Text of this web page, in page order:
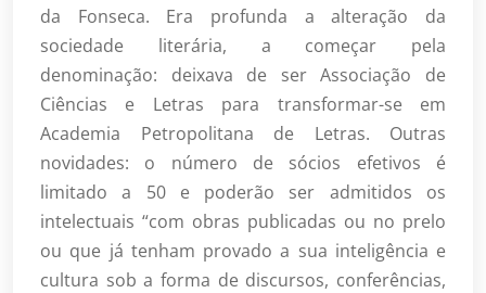
da Fonseca. Era profunda a alteração da
sociedade literária, a começar pela
denominação: deixava de ser Associação de
Ciências e Letras para transformar-se em
Academia Petropolitana de Letras. Outras
novidades: o número de sócios efetivos é
limitado a 50 e poderão ser admitidos os
intelectuais “com obras publicadas ou no prelo
ou que já tenham provado a sua inteligência e
cultura sob a forma de discursos, conferências,